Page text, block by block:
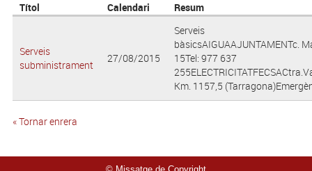
Títol Calendari Resum
Serveis
subministrament
27/08/2015
Serveis
bàsicsAIGUAAJUNTAMENTc.
15Tel: 977 637
Km. 1157,5
« Tornar enrera